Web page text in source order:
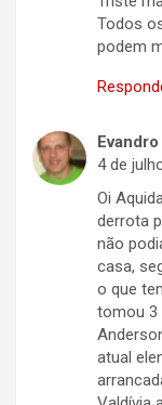
Todos
podem
4 de
Oi
derrota
não
casa,
o que
tomou 3
atual